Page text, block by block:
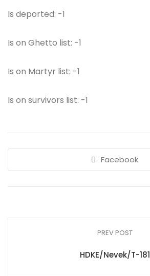
Is deported: -1
Is on Ghetto list: -1
Is on Martyr list: -1
Is on survivors list: -1
Facebook
PREV POST
HDKE/Nevek/T-181